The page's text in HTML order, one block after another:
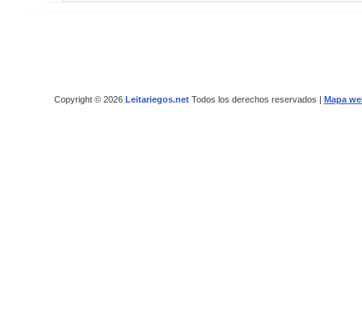
Copyright © 2026 Leitariegos.netTodos los derechos reservados | Mapa